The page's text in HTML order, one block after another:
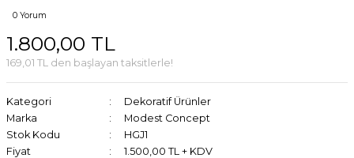
0 Yorum
1.800,00 TL
169,01 TL den başlayan taksitlerle!
Kategori
Dekoratif Ürünler
Marka
Modest Concept
Stok Kodu
HGJ1
Fiyat
1.500,00 TL + KDV